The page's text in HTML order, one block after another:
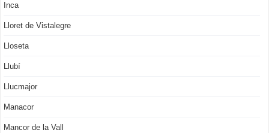
Inca
Lloret de Vistalegre
Lloseta
Llubí
Llucmajor
Manacor
Mancor de la Vall